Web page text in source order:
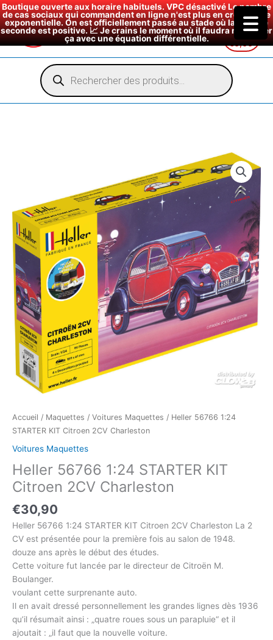
Boutique ouverte aux horaire habituels. VPC désactivé Le nombre
de cas sociaux qui commandent en ligne n'est plus en croissance
exponentielle. On est officiellement passé au stade où la dérivée
seconde est positive. 📈 Je crains le moment où il faudra modéliser
ça avec une équation différentielle.
€0,00
Recherche
de
produits
Accueil / Maquettes / Voitures Maquettes / Heller 56766 1:24
STARTER KIT Citroen 2CV Charleston
Voitures Maquettes
Heller 56766 1:24 STARTER KIT
Citroen 2CV Charleston
€30,90
Heller 56766 1:24 STARTER KIT Citroen 2CV Charleston La 2
CV est présentée pour la première fois au salon de 1948.
douze ans après le début des études.
Cette voiture fut lancée par le directeur de Citroën M.
Boulanger.
voulant cette surprenante auto.
Il en avait dressé personnellement les grandes lignes dès 1936
qu’il résumait ainsi : „quatre roues sous un parapluie“ et il
ajoutait : „il faut que la nouvelle voiture.